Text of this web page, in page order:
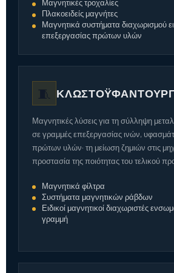
Μαγνητικές τροχαλίες
Πλακοειδείς μαγνήτες
Μαγνητικά συστήματα διαχωρισμού
επεξεργασίας πρώτων υλών
🧵
Μαγνητικές λύσεις για τη σύλληψη
σε γραμμές επεξεργασίας ινών,
πρώτων υλών· τη μείωση ζημιών στις
προστασία της ποιότητας του τελικού
Μαγνητικά φίλτρα
Συστήματα μαγνητικών ράβδων
Ειδικοί μαγνητικοί διαχωριστές
γραμμή